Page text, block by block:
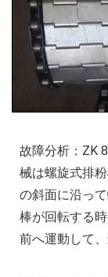
故障分析：ZK
械は螺旋式排
の斜面に沿っ
棒が回転する
前へ運動して